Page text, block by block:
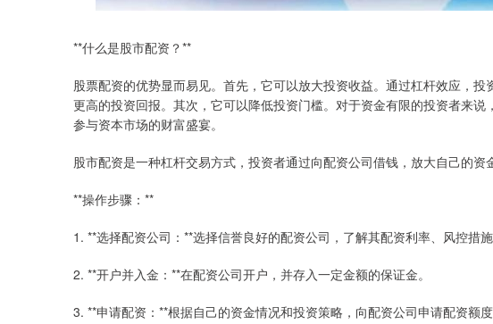
**什么是股市配资？**
股票配资的优势显而易见。首先，它可以放大投资收益。通过杠杆效应，
更高的投资回报。其次，它可以降低投资门槛。对于资金有限的投资者来
参与资本市场的财富盛宴。
股市配资是一种杠杆交易方式，投资者通过向配资公司借钱，放大自己的资
**操作步骤：**
1. **选择配资公司：**选择信誉良好的配资公司，了解其配资利率、风控措施
2. **开户并入金：**在配资公司开户，并存入一定金额的保证金。
3. **申请配资：**根据自己的资金情况和投资策略，向配资公司申请配资额度